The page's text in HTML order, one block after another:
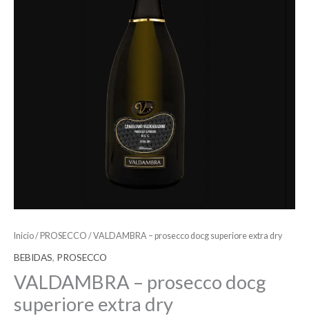
Inicio/ PROSECCO / VALDAMBRA – prosecco docg superiore extra dry
BEBIDAS, PROSECCO
VALDAMBRA – prosecco docg
superiore extra dry